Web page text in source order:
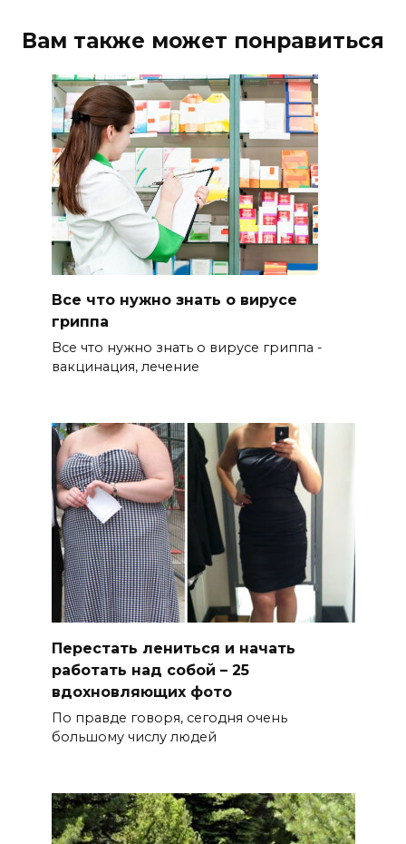
Вам также может понравиться
Все что нужно знать о вирусе
гриппа
Все что нужно знать о вирусе гриппа -
вакцинация, лечение
Перестать лениться и начать
работать над собой – 25
вдохновляющих фото
По правде говоря, сегодня очень
большому числу людей